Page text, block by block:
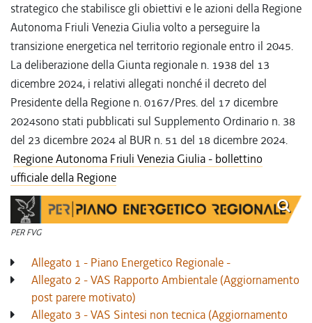
strategico che stabilisce gli obiettivi e le azioni della Regione
Autonoma Friuli Venezia Giulia volto a perseguire la
transizione energetica nel territorio regionale entro il 2045.
La deliberazione della Giunta regionale n. 1938 del 13
dicembre 2024, i relativi allegati nonché il decreto del
Presidente della Regione n. 0167/Pres. del 17 dicembre
2024sono stati pubblicati sul Supplemento Ordinario n. 38
del 23 dicembre 2024 al BUR n. 51 del 18 dicembre 2024.
Regione Autonoma Friuli Venezia Giulia - bollettino
ufficiale della Regione
PER FVG
Allegato 1 - Piano Energetico Regionale -
Allegato 2 - VAS Rapporto Ambientale (Aggiornamento
post parere motivato)
Allegato 3 - VAS Sintesi non tecnica (Aggiornamento